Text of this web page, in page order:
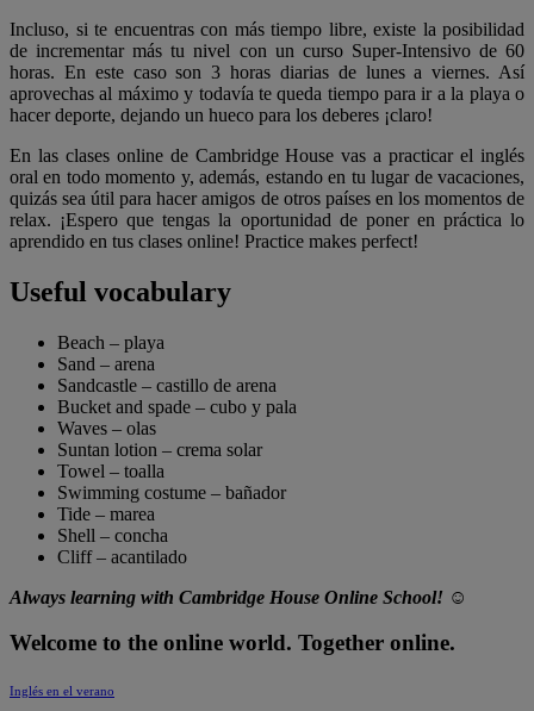
Incluso, si te encuentras con más tiempo libre, existe la posibilidad
de incrementar más tu nivel con un curso Super-Intensivo de 60
horas. En este caso son 3 horas diarias de lunes a viernes. Así
aprovechas al máximo y todavía te queda tiempo para ir a la playa o
hacer deporte, dejando un hueco para los deberes ¡claro!
En las clases online de Cambridge House vas a practicar el inglés
oral en todo momento y, además, estando en tu lugar de vacaciones,
quizás sea útil para hacer amigos de otros países en los momentos de
relax. ¡Espero que tengas la oportunidad de poner en práctica lo
aprendido en tus clases online! Practice makes perfect!
Useful vocabulary
Beach – playa
Sand – arena
Sandcastle – castillo de arena
Bucket and spade – cubo y pala
Waves – olas
Suntan lotion – crema solar
Towel – toalla
Swimming costume – bañador
Tide – marea
Shell – concha
Cliff – acantilado
Always learning with Cambridge House Online School! ☺
Welcome to the online world. Together online.
Inglés en el verano